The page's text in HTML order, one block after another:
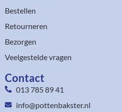
Bestellen
Retourneren
Bezorgen
Veelgestelde vragen
Contact
013 785 89 41
info@pottenbakster.nl